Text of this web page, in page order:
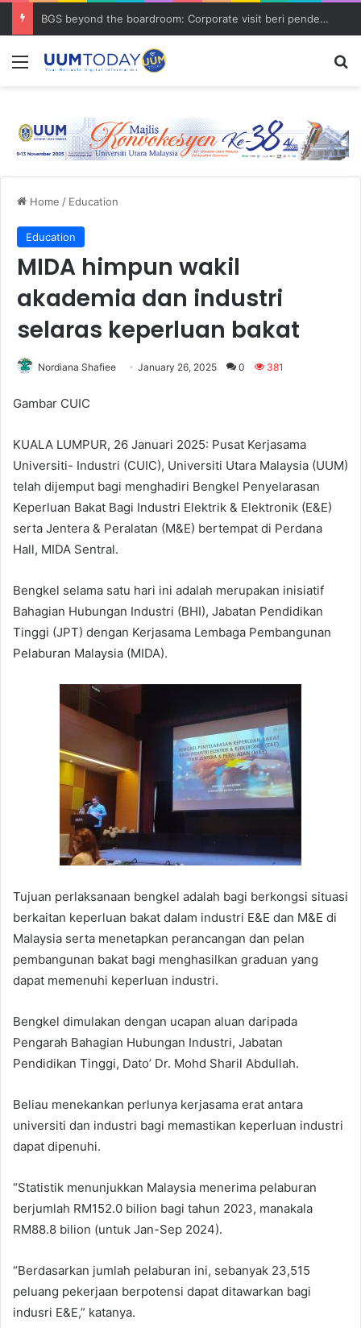
BGS beyond the boardroom: Corporate visit beri pendedahan dunia korporat kepada PELAJAR UUM
Menu
Home / Education
Education
MIDA himpun wakil
akademia dan industri
selaras keperluan bakat
Nordiana Shafiee January 26, 2025 0 381
Gambar CUIC
KUALA LUMPUR, 26 Januari 2025: Pusat Kerjasama
Universiti- Industri (CUIC), Universiti Utara Malaysia (UUM)
telah dijemput bagi menghadiri Bengkel Penyelarasan
Keperluan Bakat Bagi Industri Elektrik & Elektronik (E&E)
serta Jentera & Peralatan (M&E) bertempat di Perdana
Hall, MIDA Sentral.
Bengkel selama satu hari ini adalah merupakan inisiatif
Bahagian Hubungan Industri (BHI), Jabatan Pendidikan
Tinggi (JPT) dengan Kerjasama Lembaga Pembangunan
Pelaburan Malaysia (MIDA).
Tujuan perlaksanaan bengkel adalah bagi berkongsi situasi
berkaitan keperluan bakat dalam industri E&E dan M&E di
Malaysia serta menetapkan perancangan dan pelan
pembangunan bakat bagi menghasilkan graduan yang
dapat memenuhi keperluan industri.
Bengkel dimulakan dengan ucapan aluan daripada
Pengarah Bahagian Hubungan Industri, Jabatan
Pendidikan Tinggi, Dato’ Dr. Mohd Sharil Abdullah.
Beliau menekankan perlunya kerjasama erat antara
universiti dan industri bagi memastikan keperluan industri
dapat dipenuhi.
“Statistik menunjukkan Malaysia menerima pelaburan
berjumlah RM152.0 bilion bagi tahun 2023, manakala
RM88.8 bilion (untuk Jan-Sep 2024).
“Berdasarkan jumlah pelaburan ini, sebanyak 23,515
peluang pekerjaan berpotensi dapat ditawarkan bagi
indusri E&E,” katanya.